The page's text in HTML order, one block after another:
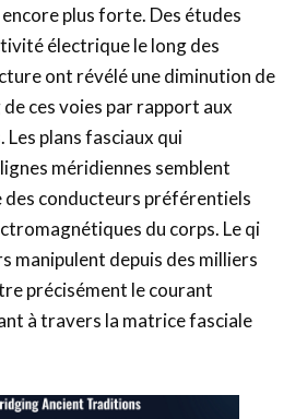
plus forte. Des études
électrique le long des
ont révélé une diminution de
ces voies par rapport aux
plans fasciaux qui
méridiennes semblent
conducteurs préférentiels
du corps. Le qi
manipulent depuis des milliers
précisément le courant
à travers la matrice fasciale